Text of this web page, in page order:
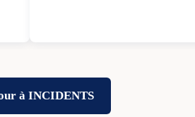
à INCIDENTS